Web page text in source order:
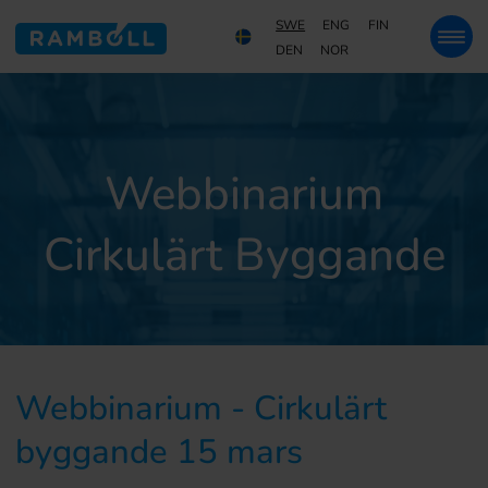
SWE ENG
FIN
DEN
NOR
Webbinarium
Cirkulärt Byggande
Webbinarium - Cirkulärt
byggande 15 mars